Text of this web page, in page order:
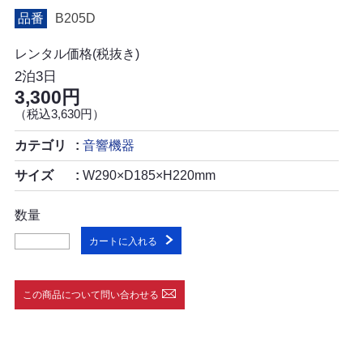
品番 B205D
レンタル価格(税抜き)
2泊3日
3,300円
（税込3,630円）
カテゴリ 音響機器
サイズ W290×D185×H220mm
数量
カートに入れる
この商品について問い合わせる